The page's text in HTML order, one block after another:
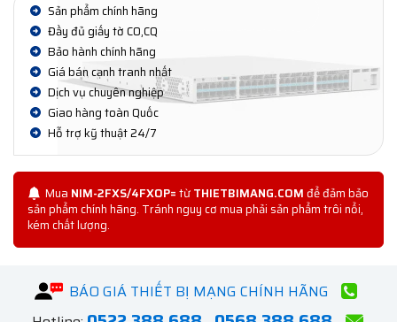
Sản phẩm chính hãng
Đầy đủ giấy tờ CO,CQ
Bảo hành chính hãng
Giá bán cạnh tranh nhất
Dịch vụ chuyên nghiệp
Giao hàng toàn Quốc
Hỗ trợ kỹ thuật 24/7
Mua NIM-2FXS/4FXOP=từTHIETBIMANG.COMđể đảm bảo
sản phẩm chính hãng. Tránh nguy cơ mua phải sản phẩm trôi nổi,
kém chất lượng.
BÁO GIÁ THIẾT BỊ MẠNG CHÍNH HÃNG